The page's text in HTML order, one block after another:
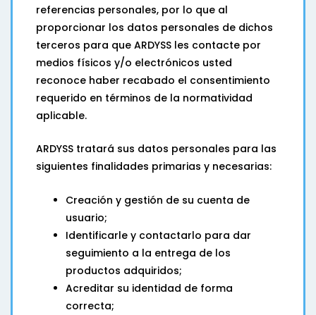
referencias personales, por lo que al
proporcionar los datos personales de dichos
terceros para que ARDYSS les contacte por
medios físicos y/o electrónicos usted
reconoce haber recabado el consentimiento
requerido en términos de la normatividad
aplicable.
ARDYSS tratará sus datos personales para las
siguientes finalidades primarias y necesarias:
Creación y gestión de su cuenta de
usuario;
Identificarle y contactarlo para dar
seguimiento a la entrega de los
productos adquiridos;
Acreditar su identidad de forma
correcta;